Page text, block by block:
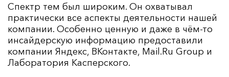
Спектр тем был широким. Он охватывал
практически все аспекты деятельности нашей
компании. Особенно ценную и даже в чём-то
инсайдерскую информацию предоставили
компании Яндекс, ВКонтакте, Mail.Ru Group и
Лаборатория Касперского.